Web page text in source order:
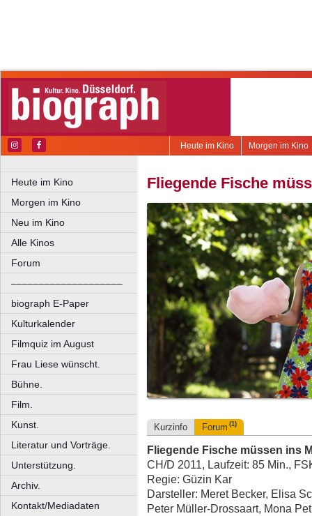
Morgen im Kino
Heute im Kino
Heute im Kino
Morgen im Kino
Neu im Kino
Alle Kinos
Forum
––––––––––––––––––––
biograph E-Paper
Kulturkalender
Filmquiz im August
Frau Liese wünscht.
Bühne.
Film.
Kunst.
Literatur und Vorträge.
Unterstützung.
Archiv.
Kontakt/Mediadaten
Fliegende Fische
Kurzinfo Forum (1)
Fliegende Fische müssen ins
CH/D 2011, Laufzeit: 85 Min.,
Regie: Güzin Kar
Darsteller: Meret Becker, Elisa
Peter Müller-Drossaart, Mona